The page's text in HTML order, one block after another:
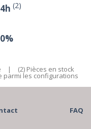
(2)
| (2) Pièces en stock
parmi les configurations
FAQ